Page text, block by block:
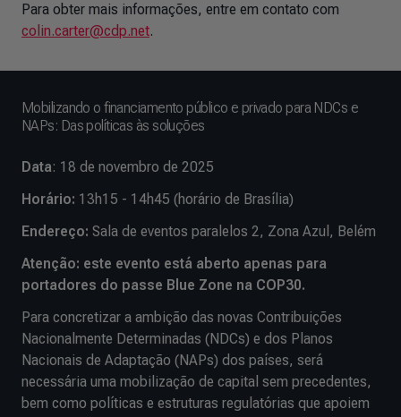
Para obter mais informações, entre em contato com
colin.carter@cdp.net.
Mobilizando o financiamento público e privado para NDCs e
NAPs: Das políticas às soluções
Data: 18 de novembro de 2025
Horário: 13h15 - 14h45 (horário de Brasília)
Endereço: Sala de eventos paralelos 2, Zona Azul, Belém
Atenção: este evento está aberto apenas para
portadores do passe Blue Zone na COP30.
Para concretizar a ambição das novas Contribuições
Nacionalmente Determinadas (NDCs) e dos Planos
Nacionais de Adaptação (NAPs) dos países, será
necessária uma mobilização de capital sem precedentes,
bem como políticas e estruturas regulatórias que apoiem